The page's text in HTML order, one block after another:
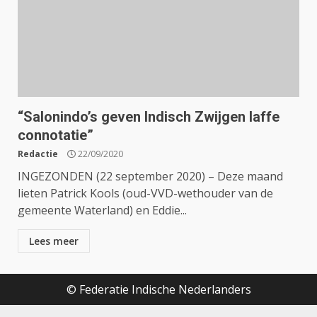
“Salonindo’s geven Indisch Zwijgen laffe
connotatie”
Redactie 22/09/2020
INGEZONDEN (22 september 2020) – Deze maand
lieten Patrick Kools (oud-VVD-wethouder van de
gemeente Waterland) en Eddie...
Lees meer
© Federatie Indische Nederlanders